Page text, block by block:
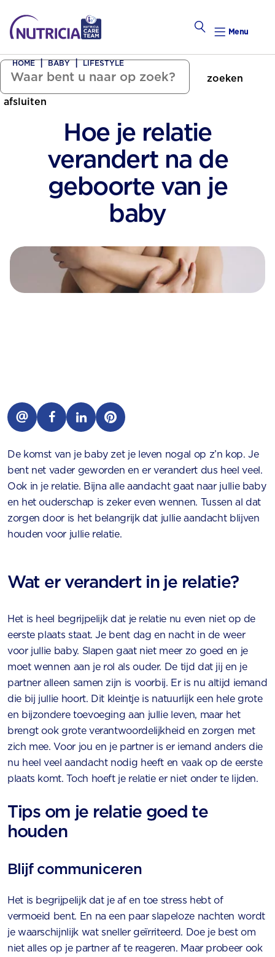
Zwanger Worden
Menu
zoeken
afsluiten
Hoe je relatie
verandert na de
geboorte van je
baby
HOME BABY LIFESTYLE
De komst van je baby zet je leven nogal op z’n kop. Je
bent net vader geworden en er verandert dus heel veel.
Ook in je relatie. Bijna alle aandacht gaat naar jullie baby
en het ouderschap is zeker even wennen. Tussen al dat
zorgen door is het belangrijk dat jullie aandacht blijven
houden voor jullie relatie.
Wat er verandert in je relatie?
Het is heel begrijpelijk dat je relatie nu even niet op de
eerste plaats staat. Je bent dag en nacht in de weer
voor jullie baby. Slapen gaat niet meer zo goed en je
moet wennen aan je rol als ouder. De tijd dat jij en je
partner alleen samen zijn is voorbij. Er is nu altijd iemand
die bij jullie hoort. Dit kleintje is natuurlijk een hele grote
en bijzondere toevoeging aan jullie leven, maar het
brengt ook grote verantwoordelijkheid en zorgen met
zich mee. Voor jou en je partner is er iemand anders die
nu heel veel aandacht nodig heeft en vaak op de eerste
plaats komt. Toch hoeft je relatie er niet onder te lijden.
Tips om je relatie goed te
houden
Blijf communiceren
Het is begrijpelijk dat je af en toe stress hebt of
vermoeid bent. En na een paar slapeloze nachten wordt
je waarschijnlijk wat sneller geïrriteerd. Doe je best om
niet alles op je partner af te reageren. Maar probeer ook